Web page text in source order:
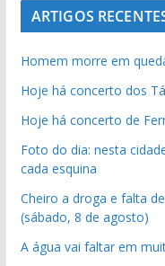
ARTIGOS
Homem morre em
Hoje há concerto dos
Hoje há concerto de
Foto do dia: nesta
cada esquina
Cheiro a droga e falta
(sábado, 8 de agosto)
A água vai faltar em